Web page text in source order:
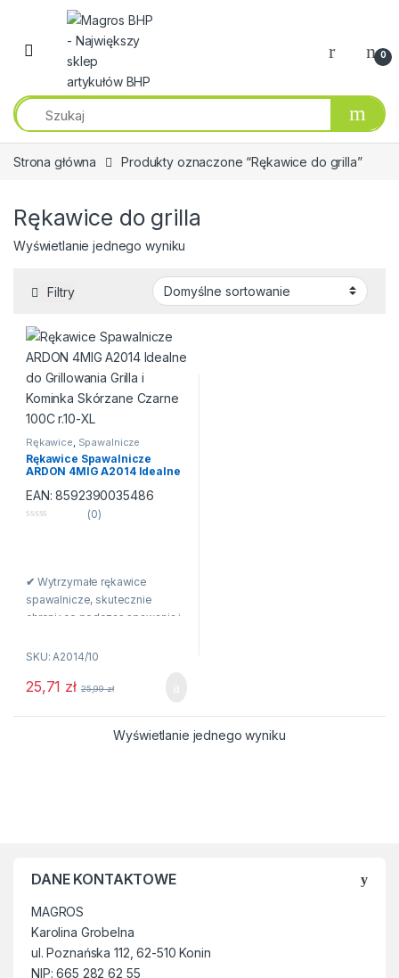
Przejdź do nawigacji
Przeskocz do treści
0
Strona główna Produkty oznaczone “Rękawice do grilla”
Rękawice do grilla
Wyświetlanie jednego wyniku
Filtry
Rękawice, Spawalnicze
Rękawice Spawalnicze
ARDON 4MIG A2014 Idealne
Kominka Skórzane Czarne
100C r.10-XL
EAN:8592390035486
(0)
✔ Wytrzymałe rękawice
spawalnicze, skutecznie
chroniące podczas spawania i
wykonane z dwoiny bydlęcej z
Podszewka z tkaniny.
czynności.
✔Chronią użytkownika przed
czynnikami mechanicznymi,
takimi jak: obtarcia, przecięcia
oraz przekłucia.
SKU: A2014/10
25,71 zł 25,99zł
Wyświetlanie jednego wyniku
DANE KONTAKTOWE
MAGROS
Karolina Grobelna
ul. Poznańska 112, 62-510 Konin
NIP: 665 282 62 55